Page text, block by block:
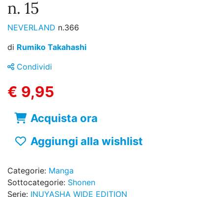
n. 15
NEVERLAND n.366
di Rumiko Takahashi
Condividi
€ 9,95
Acquista ora
Aggiungi alla wishlist
Categorie: Manga
Sottocategorie: Shonen
Serie: INUYASHA WIDE EDITION